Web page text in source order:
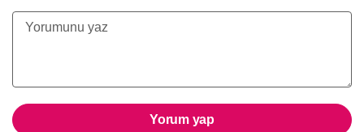
Yorum yap